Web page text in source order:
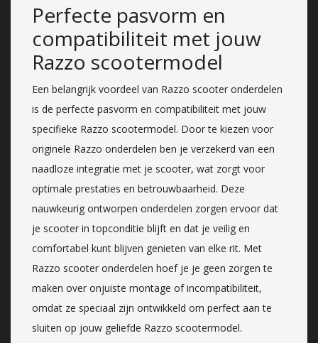
Perfecte pasvorm en
compatibiliteit met jouw
Razzo scootermodel
Een belangrijk voordeel van Razzo scooter onderdelen
is de perfecte pasvorm en compatibiliteit met jouw
specifieke Razzo scootermodel. Door te kiezen voor
originele Razzo onderdelen ben je verzekerd van een
naadloze integratie met je scooter, wat zorgt voor
optimale prestaties en betrouwbaarheid. Deze
nauwkeurig ontworpen onderdelen zorgen ervoor dat
je scooter in topconditie blijft en dat je veilig en
comfortabel kunt blijven genieten van elke rit. Met
Razzo scooter onderdelen hoef je je geen zorgen te
maken over onjuiste montage of incompatibiliteit,
omdat ze speciaal zijn ontwikkeld om perfect aan te
sluiten op jouw geliefde Razzo scootermodel.